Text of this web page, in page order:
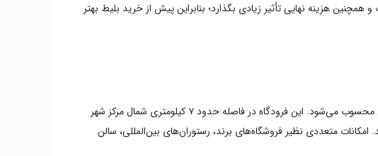
هزینه نهایی تأثیر زیادی بگذارد؛ بنابراین پیش از خرید بلیط بهتر
فرودگاه بین‌المللی دوسلدورف (DUS) اصلی‌ترین و پرترددترین فرودگاه این شهر است و یکی از بزرگ‌ترین فرودگاه‌های غرب آلمان محسوب می‌شود. این فرودگاه در فاصله حدود ۷ کیلومتری شمال مرکز شهر
متعددی نظیر فروشگاه‌های برند، رستوران‌های بین‌المللی، سالن